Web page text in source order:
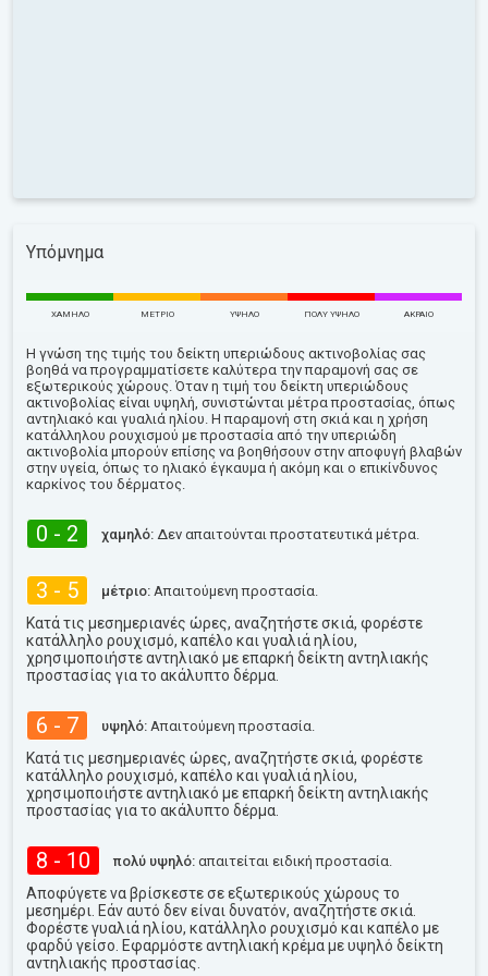
Υπόμνημα
ΧΑΜΗΛΌ ΜΈΤΡΙΟ ΥΨΗΛΌ ΠΟΛΎ ΥΨΗΛΌ ΑΚΡΑΊΟ
Η γνώση της τιμής του δείκτη υπεριώδους ακτινοβολίας σας
βοηθά να προγραμματίσετε καλύτερα την παραμονή σας σε
εξωτερικούς χώρους. Όταν η τιμή του δείκτη υπεριώδους
ακτινοβολίας είναι υψηλή, συνιστώνται μέτρα προστασίας, όπως
αντηλιακό και γυαλιά ηλίου. Η παραμονή στη σκιά και η χρήση
κατάλληλου ρουχισμού με προστασία από την υπεριώδη
ακτινοβολία μπορούν επίσης να βοηθήσουν στην αποφυγή βλαβών
στην υγεία, όπως το ηλιακό έγκαυμα ή ακόμη και ο επικίνδυνος
καρκίνος του δέρματος.
0 - 2 χαμηλό: Δεν απαιτούνται προστατευτικά μέτρα.
3 - 5 μέτριο: Απαιτούμενη προστασία.
Κατά τις μεσημεριανές ώρες, αναζητήστε σκιά, φορέστε
κατάλληλο ρουχισμό, καπέλο και γυαλιά ηλίου,
χρησιμοποιήστε αντηλιακό με επαρκή δείκτη αντηλιακής
προστασίας για το ακάλυπτο δέρμα.
6 - 7 υψηλό: Απαιτούμενη προστασία.
Κατά τις μεσημεριανές ώρες, αναζητήστε σκιά, φορέστε
κατάλληλο ρουχισμό, καπέλο και γυαλιά ηλίου,
χρησιμοποιήστε αντηλιακό με επαρκή δείκτη αντηλιακής
προστασίας για το ακάλυπτο δέρμα.
8 - 10 πολύ υψηλό: απαιτείται ειδική προστασία.
Αποφύγετε να βρίσκεστε σε εξωτερικούς χώρους το
μεσημέρι. Εάν αυτό δεν είναι δυνατόν, αναζητήστε σκιά.
Φορέστε γυαλιά ηλίου, κατάλληλο ρουχισμό και καπέλο με
φαρδύ γείσο. Εφαρμόστε αντηλιακή κρέμα με υψηλό δείκτη
αντηλιακής προστασίας.